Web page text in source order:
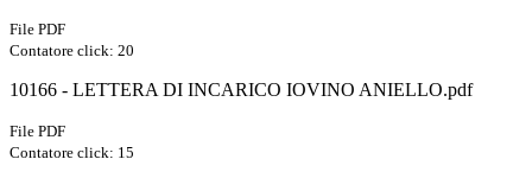
File PDF
Contatore click: 20
10166 - LETTERA DI INCARICO IOVINO ANIELLO.pdf
File PDF
Contatore click: 15